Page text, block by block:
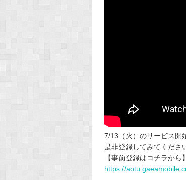
7/13（火）のサービス開
是非登録してみてくださ
【事前登録はコチラから】
https://